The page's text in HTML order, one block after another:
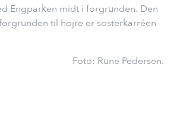
Engparken midt i forgrunden. Den
til højre er søsterkarréen
Foto: Rune Pedersen.